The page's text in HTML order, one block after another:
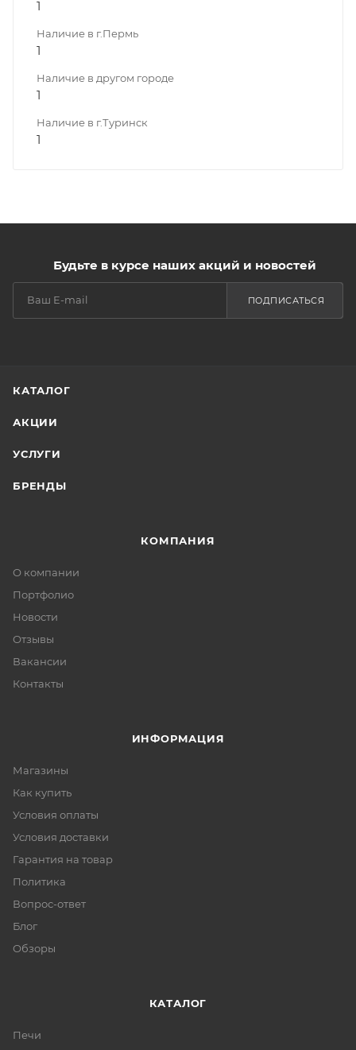
1
Наличие в г.Пермь
1
Наличие в другом городе
1
Наличие в г.Туринск
1
Будьте в курсе наших акций и новостей
ПОДПИСАТЬСЯ
КАТАЛОГ
АКЦИИ
УСЛУГИ
БРЕНДЫ
КОМПАНИЯ
О компании
Портфолио
Новости
Отзывы
Вакансии
Контакты
ИНФОРМАЦИЯ
Магазины
Как купить
Условия оплаты
Условия доставки
Гарантия на товар
Политика
Вопрос-ответ
Блог
Обзоры
КАТАЛОГ
Печи